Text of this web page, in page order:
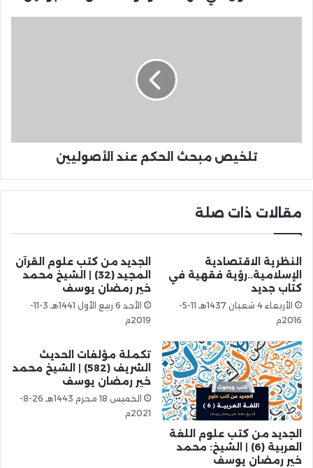
تلخيص مبحث الحكم عند الأصوليين
مقالات ذات صلة
النظرية الاقتصادية
الإسلامية..رؤية فقهية في
كتاب جديد
الأربعاء 4 شعبان 1437هـ 11-5-
2016م
الجديد من كتب علوم القرآن
المجيد (32) | الشيخ محمد
خير رمضان يوسف
الأحد 6 ربيع الأول 1441هـ 3-11-
2019م
الجديد من كتب علوم اللغة
العربية (6) | الشيخ: محمد
خير رمضان يوسف
تكملة مؤلفات الحديث
الشريف (582) | الشيخ محمد
خير رمضان يوسف
الخميس 18 محرم 1443هـ 26-8-
2021م